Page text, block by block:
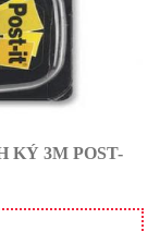
KÝ 3M POST-